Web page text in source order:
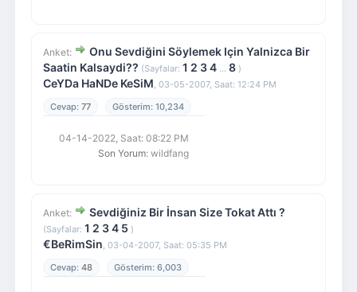
Anket:
Onu Sevdiğini Söylemek Için Yalnizca Bir
Saatin Kalsaydi?? (Sayfalar: 1 2 34... 8)
CeYDa HaNDe KeSiM, 03-05-2007, Saat: 12:24 PM
77
10,234
04-14-2022, Saat: 08:22 PM
Son Yorum: wildfang
Anket: Sevdiğiniz Bir İnsan Size Tokat Attı ?
(Sayfalar: 1 2 34 5 )
€BeRimSin, 03-04-2007, Saat: 05:35 PM
48
6,003